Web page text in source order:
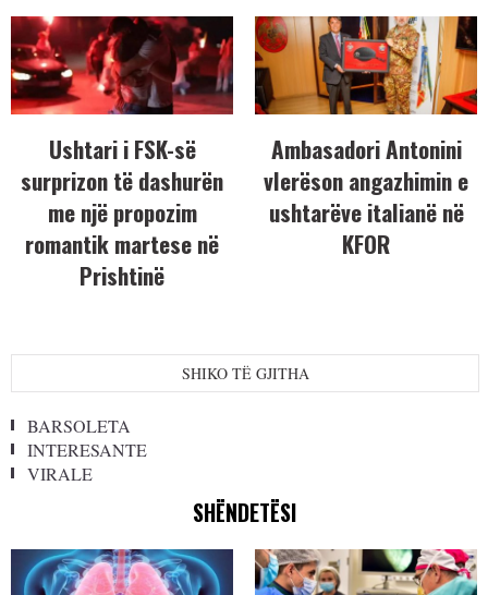
Ushtari i FSK-së
surprizon të dashurën
me një propozim
romantik martese në
Prishtinë
Ambasadori Antonini
vlerëson angazhimin e
ushtarëve italianë në
KFOR
SHIKO TË GJITHA
BARSOLETA
INTERESANTE
VIRALE
SHËNDETËSI